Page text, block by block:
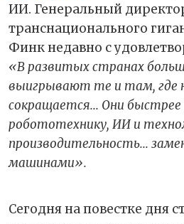
ИИ. Генеральный
транснационального
Финк недавно с
«В развитых странах
выигрывают те и там, где
сокращается... Они
робототехнику, ИИ и
производительность...
машинами».
Сегодня на повестке дня